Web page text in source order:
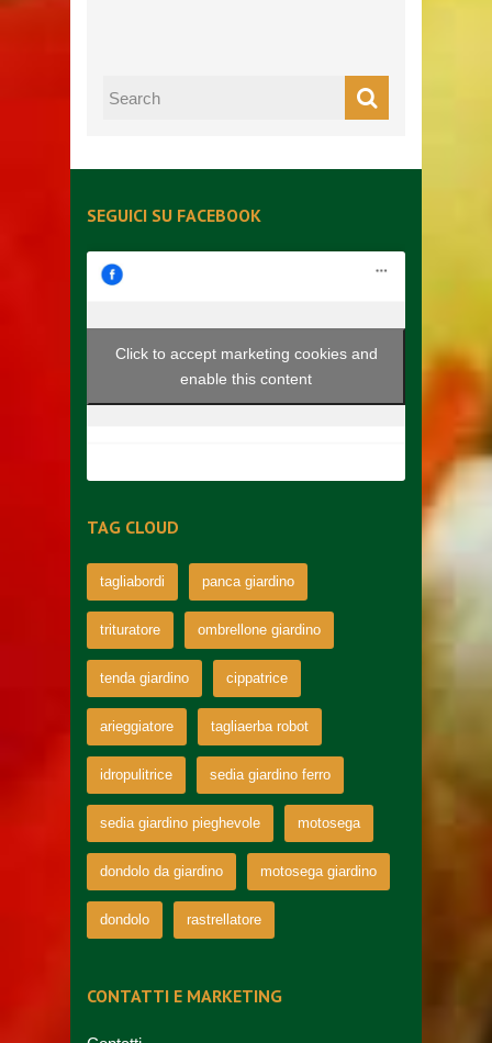
SEGUICI SU FACEBOOK
Click to accept marketing cookies and
enable this content
TAG CLOUD
tagliabordi panca giardino
trituratore ombrellone giardino
tenda giardino cippatrice
arieggiatore tagliaerba robot
idropulitrice sedia giardino ferro
sedia giardino pieghevole motosega
dondolo da giardino motosega giardino
dondolo rastrellatore
CONTATTI E MARKETING